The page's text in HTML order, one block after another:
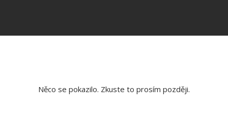
Něco se pokazilo. Zkuste to prosím později.